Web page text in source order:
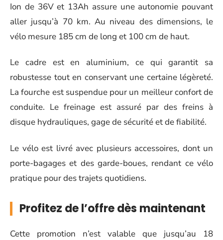
Ion de 36V et 13Ah assure une autonomie pouvant
aller jusqu’à 70 km. Au niveau des dimensions, le
vélo mesure 185 cm de long et 100 cm de haut.
Le cadre est en aluminium, ce qui garantit sa
robustesse tout en conservant une certaine légèreté.
La fourche est suspendue pour un meilleur confort de
conduite. Le freinage est assuré par des freins à
disque hydrauliques, gage de sécurité et de fiabilité.
Le vélo est livré avec plusieurs accessoires, dont un
porte-bagages et des garde-boues, rendant ce vélo
pratique pour des trajets quotidiens.
Profitez de l’offre dès maintenant
Cette promotion n’est valable que jusqu’au 18